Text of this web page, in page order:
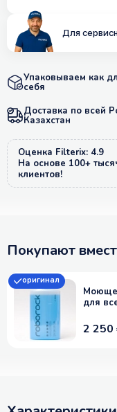
Для
Упаковываем как
себя
Доставка по всей
Казахстан
Оценка Filterix: 4.9
На основе 100+
клиентов!
Покупают
для
1:200
оригинал
2 250